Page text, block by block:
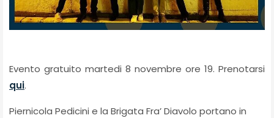
Evento gratuito martedi 8 novembre ore 19. Prenotarsi
qui.
Piernicola Pedicini e la Brigata Fra’ Diavolo portano in